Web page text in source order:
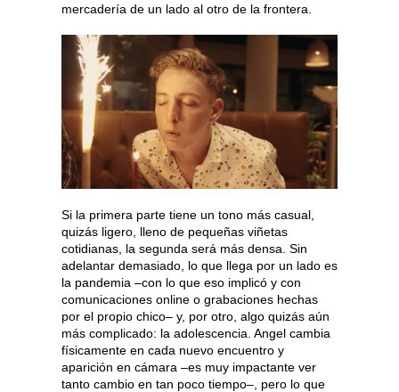
mercadería de un lado al otro de la frontera.
Si la primera parte tiene un tono más casual,
quizás ligero, lleno de pequeñas viñetas
cotidianas, la segunda será más densa. Sin
adelantar demasiado, lo que llega por un lado es
la pandemia –con lo que eso implicó y con
comunicaciones online o grabaciones hechas
por el propio chico– y, por otro, algo quizás aún
más complicado: la adolescencia. Angel cambia
físicamente en cada nuevo encuentro y
aparición en cámara –es muy impactante ver
tanto cambio en tan poco tiempo–, pero lo que